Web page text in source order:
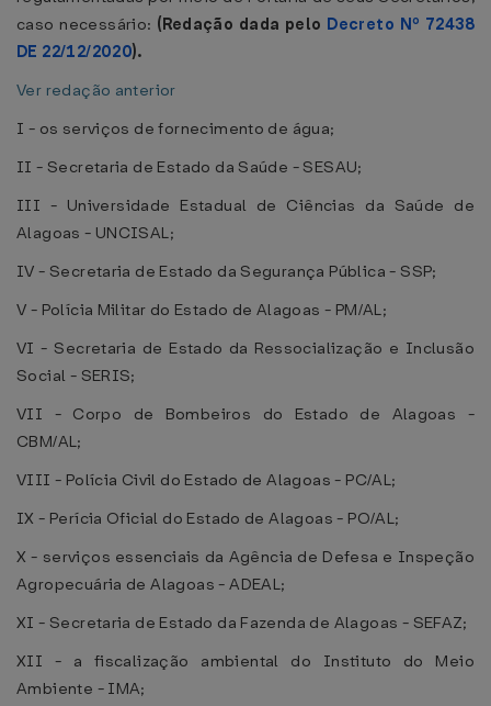
caso necessário: (Redação dada pelo Decreto Nº 72438
DE 22/12/2020).
Ver redação anterior
I - os serviços de fornecimento de água;
II - Secretaria de Estado da Saúde - SESAU;
III - Universidade Estadual de Ciências da Saúde de
Alagoas - UNCISAL;
IV - Secretaria de Estado da Segurança Pública - SSP;
V - Polícia Militar do Estado de Alagoas - PM/AL;
VI - Secretaria de Estado da Ressocialização e Inclusão
Social - SERIS;
VII - Corpo de Bombeiros do Estado de Alagoas -
CBM/AL;
VIII - Polícia Civil do Estado de Alagoas - PC/AL;
IX - Perícia Oficial do Estado de Alagoas - PO/AL;
X - serviços essenciais da Agência de Defesa e Inspeção
Agropecuária de Alagoas - ADEAL;
XI - Secretaria de Estado da Fazenda de Alagoas - SEFAZ;
XII - a fiscalização ambiental do Instituto do Meio
Ambiente - IMA;